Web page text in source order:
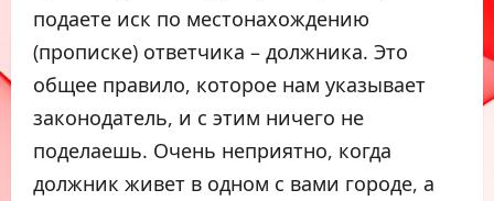
подаете иск по местонахождению
(прописке) ответчика – должника. Это
общее правило, которое нам указывает
законодатель, и с этим ничего не
поделаешь. Очень неприятно, когда
должник живет в одном с вами городе, а